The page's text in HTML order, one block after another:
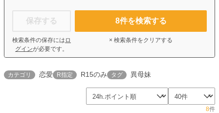
保存する
検索条件の保存には ロ
グインが必要です。
8件を検索する
× 検索条件をクリアする
カテゴリ 恋愛 R指定 R15のみ タグ 異母妹
8件